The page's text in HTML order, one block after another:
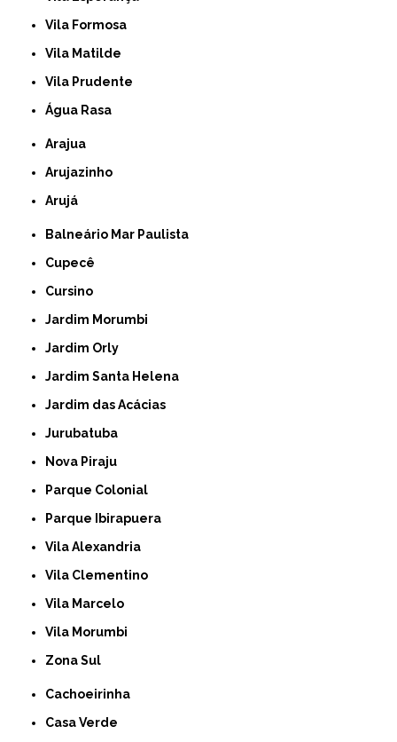
Vila Formosa
Vila Matilde
Vila Prudente
Água Rasa
Arajua
Arujazinho
Arujá
Balneário Mar Paulista
Cupecê
Cursino
Jardim Morumbi
Jardim Orly
Jardim Santa Helena
Jardim das Acácias
Jurubatuba
Nova Piraju
Parque Colonial
Parque Ibirapuera
Vila Alexandria
Vila Clementino
Vila Marcelo
Vila Morumbi
Zona Sul
Cachoeirinha
Casa Verde